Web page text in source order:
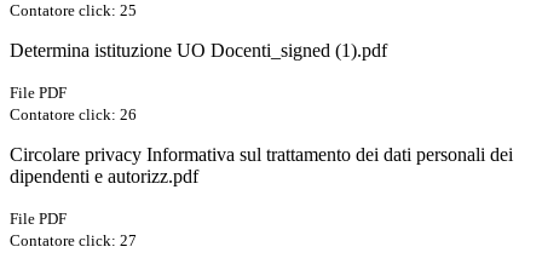
Contatore click: 25
Determina istituzione UO Docenti_signed (1).pdf
File PDF
Contatore click: 26
Circolare privacy Informativa sul trattamento dei dati personali dei
dipendenti e autorizz.pdf
File PDF
Contatore click: 27